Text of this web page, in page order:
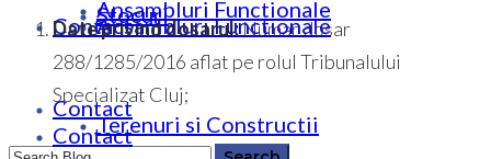
ContactAnsambluri Functionale
Contact
Ansambluri Functionale
Contact
Stocuri
Terenuri si Constructii
Date privind dosarul:Numar dosar
288/1285/2016 aflat pe rolul Tribunalului
Specializat Cluj;